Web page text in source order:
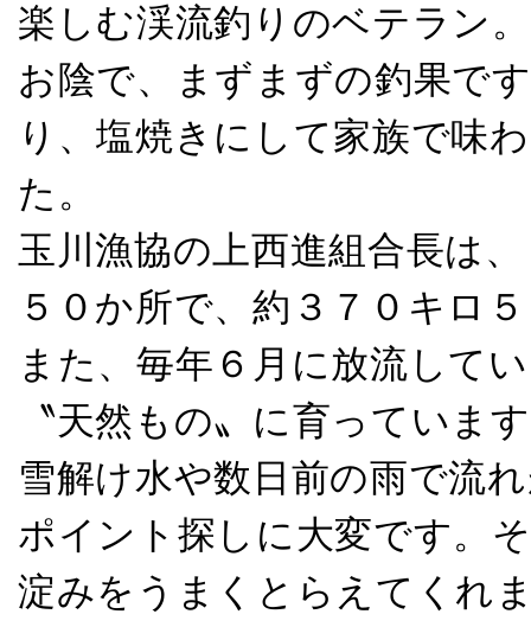
楽しむ渓流釣りのベテラン
お陰で、まずまずの釣果で
り、塩焼きにして家族で味
た。
玉川漁協の上西進組合長は
５０か所で、約３７０キロ
また、毎年６月に放流して
〝天然もの〟に育っていま
雪解け水や数日前の雨で流
ポイント探しに大変です。
淀みをうまくとらえてくれ